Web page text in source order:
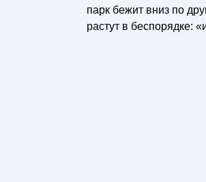
парк бежит вниз по
растут в беспорядке: